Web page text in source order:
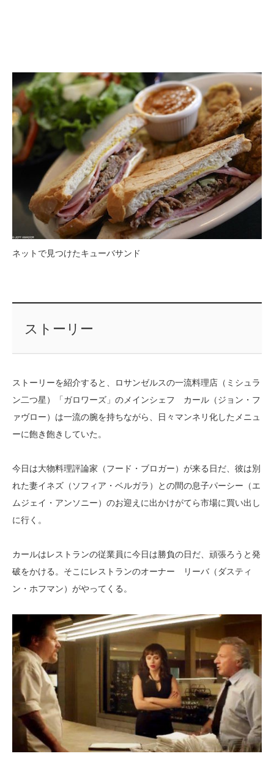
ネットで見つけたキューバサンド
ストーリー
ストーリーを紹介すると、ロサンゼルスの一流料理店（ミシュラ
ン二つ星）「ガロワーズ」のメインシェフ カール（ジョン・フ
ァヴロー）は一流の腕を持ちながら、日々マンネリ化したメニュ
ーに飽き飽きしていた。
今日は大物料理評論家（フード・ブロガー）が来る日だ、彼は別
れた妻イネズ（ソフィア・ベルガラ）との間の息子パーシー（エ
ムジェイ・アンソニー）のお迎えに出かけがてら市場に買い出し
に行く。
カールはレストランの従業員に今日は勝負の日だ、頑張ろうと発
破をかける。そこにレストランのオーナー リーバ（ダスティ
ン・ホフマン）がやってくる。